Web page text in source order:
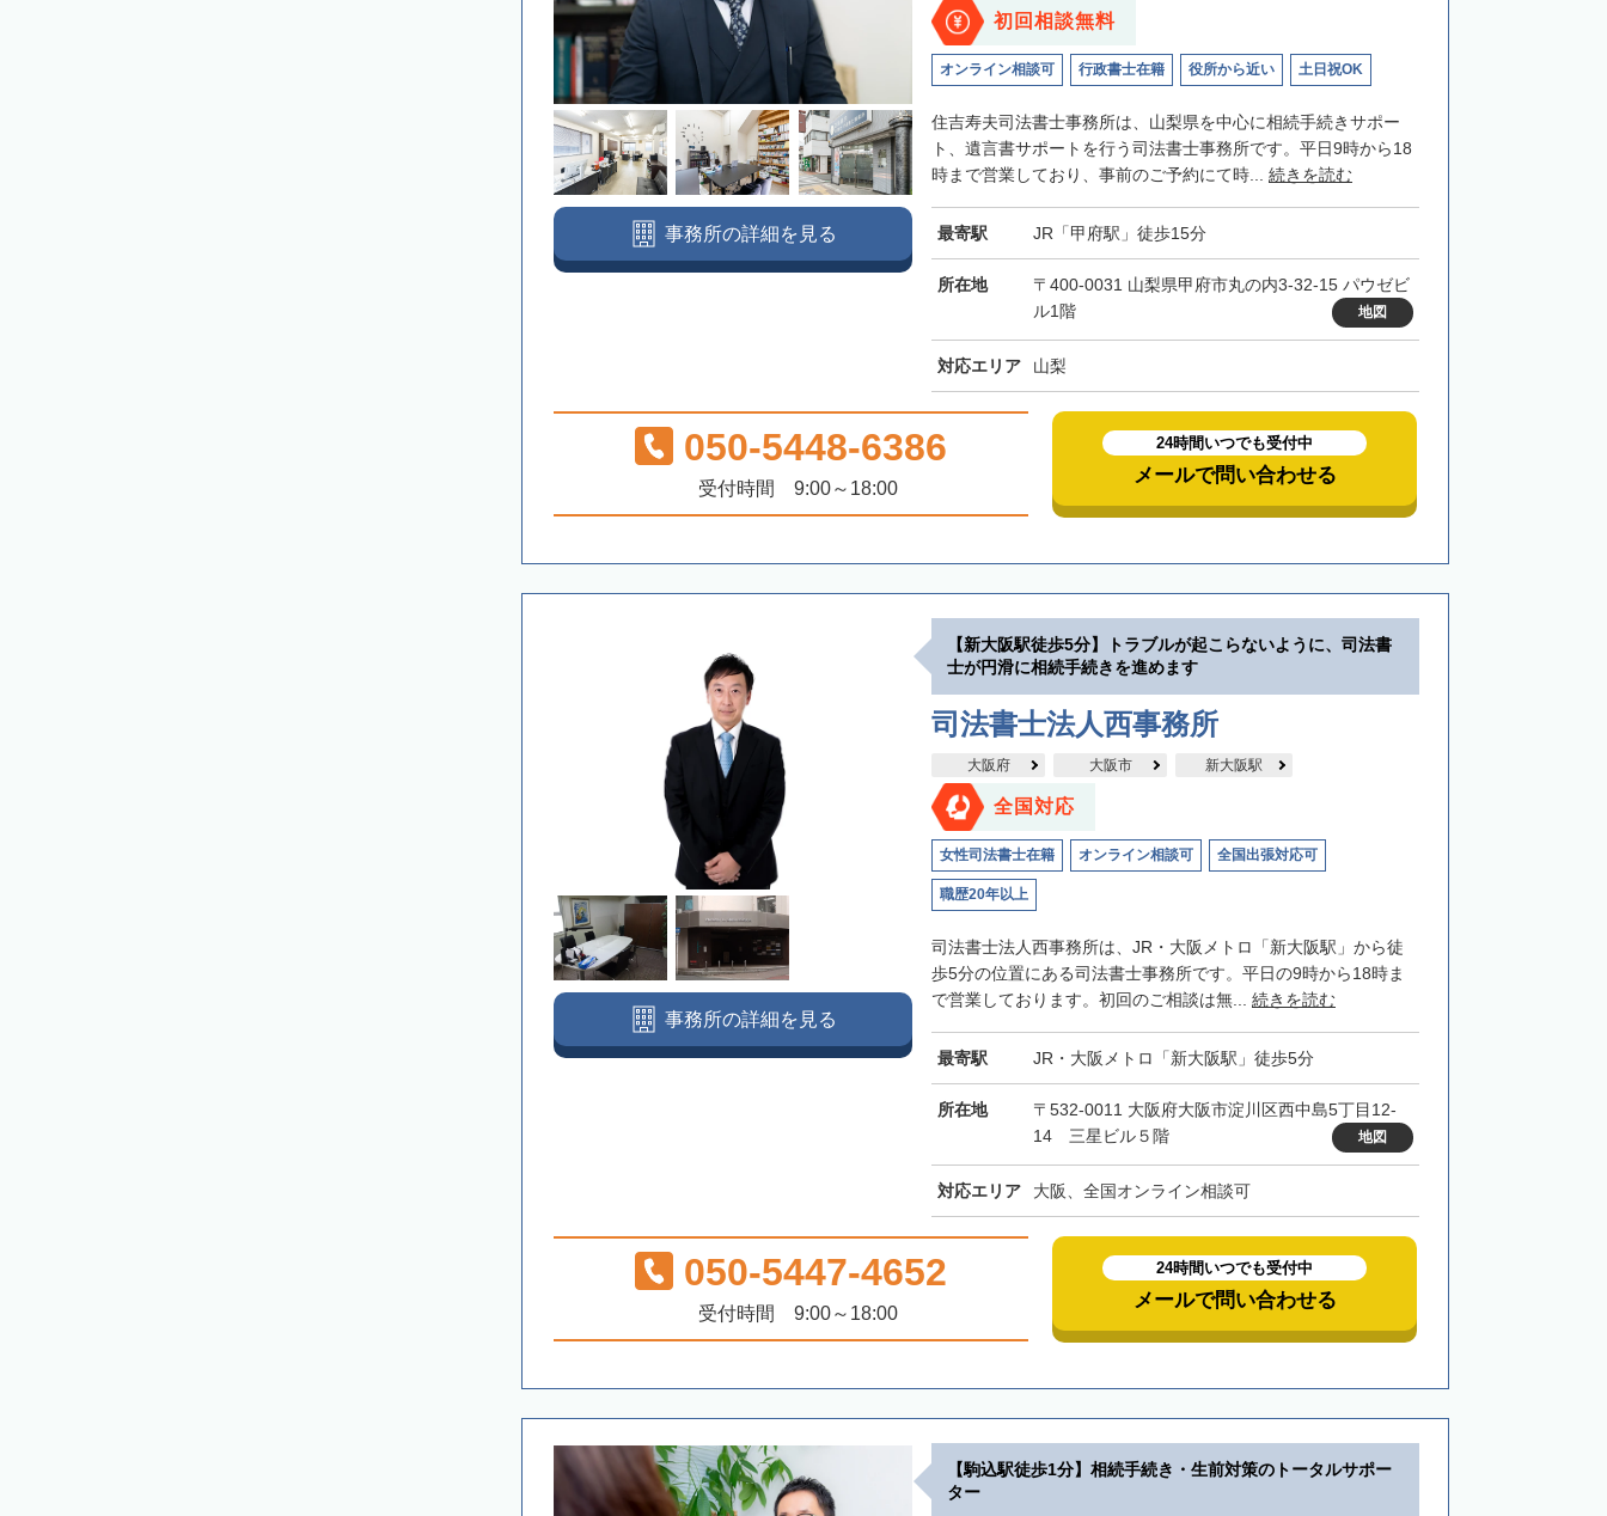
初回相談無料
オンライン相談可 行政書士在籍 役所から近い 土日祝OK
住吉寿夫司法書士事務所は、山梨県を中心に相続手続きサポー
ト、遺言書サポートを行う司法書士事務所です。平日9時から18
時まで営業しており、事前のご予約にて時... 続きを読む
最寄駅 JR「甲府駅」徒歩15分
所在地
〒400-0031 山梨県甲府市丸の内3-32-15 パウゼビ
ル1階
地図
対応エリア 山梨
事務所の詳細を見る
050-5448-6386
受付時間 9:00～18:00
24時間いつでも受付中
メールで問い合わせる
【新大阪駅徒歩5分】トラブルが起こらないように、司法書
士が円滑に相続手続きを進めます
司法書士法人西事務所
大阪府 大阪市 新大阪駅
全国対応
女性司法書士在籍 オンライン相談可 全国出張対応可
職歴20年以上
司法書士法人西事務所は、JR・大阪メトロ「新大阪駅」から徒
歩5分の位置にある司法書士事務所です。平日の9時から18時ま
で営業しております。初回のご相談は無... 続きを読む
最寄駅 JR・大阪メトロ「新大阪駅」徒歩5分
所在地
〒532-0011 大阪府大阪市淀川区西中島5丁目12-
14 三星ビル５階
地図
対応エリア 大阪、全国オンライン相談可
事務所の詳細を見る
050-5447-4652
受付時間 9:00～18:00
24時間いつでも受付中
メールで問い合わせる
【駒込駅徒歩1分】相続手続き・生前対策のトータルサポー
ター